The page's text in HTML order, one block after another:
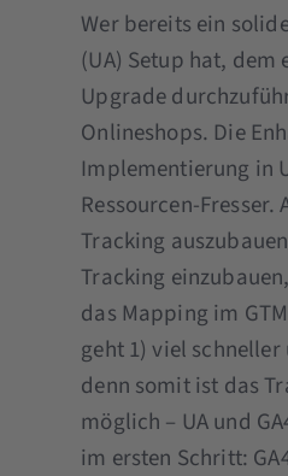
Wer bereits ein
(UA) Setup hat, dem
Upgrade
Onlineshops. Die
Implementierung in
Ressourcen-
Tracking
Tracking
das Mapping im
geht 1) viel
denn somit ist das
möglich – UA und
im ersten Schritt: